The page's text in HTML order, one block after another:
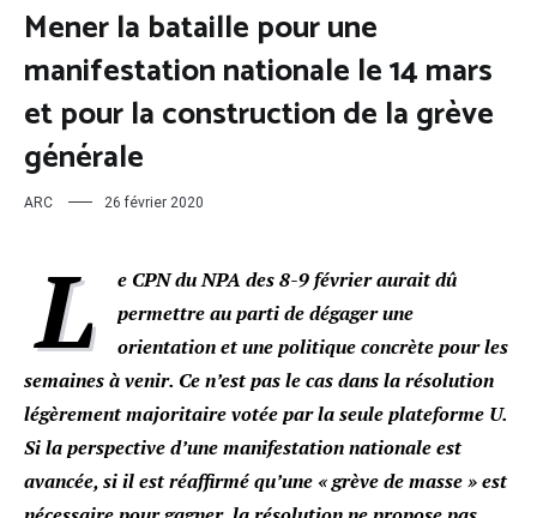
Mener la bataille pour une
manifestation nationale le 14 mars
et pour la construction de la grève
générale
ARC 26 février 2020
L
e CPN du NPA des 8-9 février aurait dû
permettre au parti de dégager une
orientation et une politique concrète pour les
semaines à venir. Ce n’est pas le cas dans la résolution
légèrement majoritaire votée par la seule plateforme U.
Si la perspective d’une manifestation nationale est
avancée, si il est réaffirmé qu’une « grève de masse » est